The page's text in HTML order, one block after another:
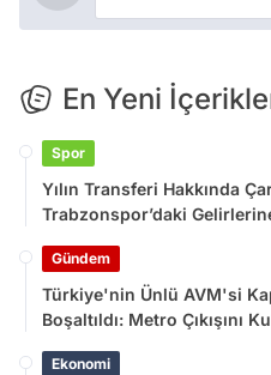
En Yeni
Spor
Yılın Transferi Hakkında
Trabzonspor’daki
Gündem
Türkiye'nin Ünlü AVM'si
Boşaltıldı: Metro Çıkışını
Ekonomi